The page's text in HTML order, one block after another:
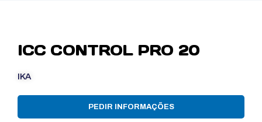
ICC CONTROL PRO 20
IKA
PEDIR INFORMAÇÕES